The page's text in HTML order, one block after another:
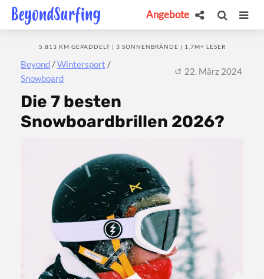
Angebote
Beyond /Wintersport /
Snowboard
5.813 KM GEPADDELT | 3 SONNENBRÄNDE | 1,7M+ LESER
22. März 2024
Die 7 besten
Snowboardbrillen 2026?